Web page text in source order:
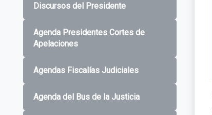
Discursos del Presidente
Agenda Presidentes Cortes de
Apelaciones
Agendas Fiscalías Judiciales
Agenda del Bus de la Justicia